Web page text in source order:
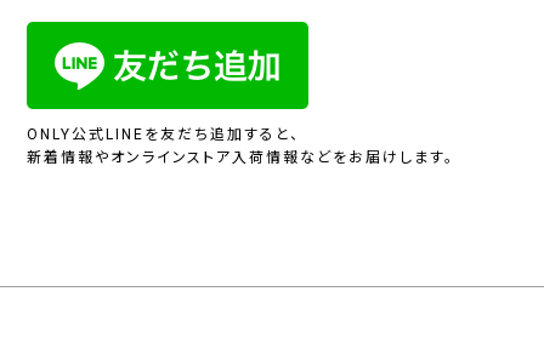
ONLY公式LINEを友だち追加すると、
新着情報やオンラインストア入荷情報などをお届けします。